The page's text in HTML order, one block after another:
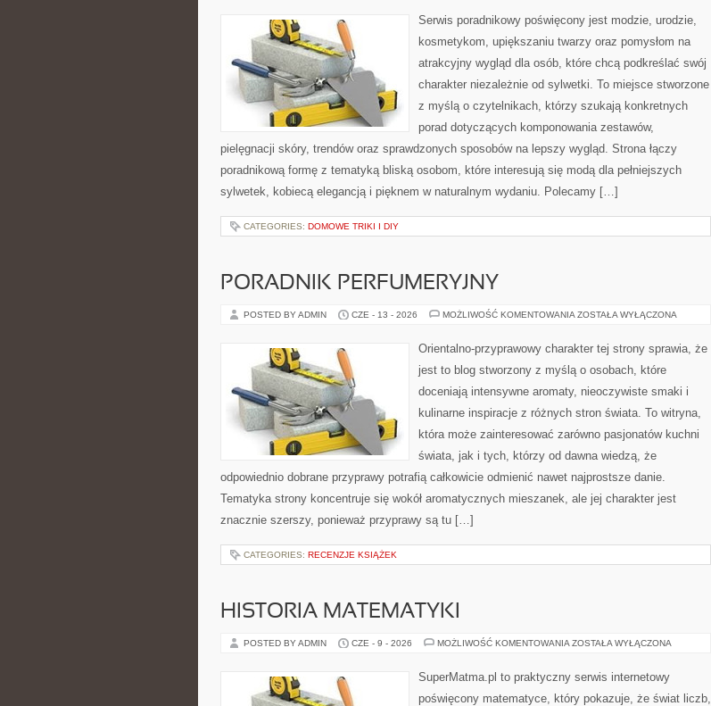
CO
Serwis poradnikowy poświęcony jest modzie, urodzie,
kosmetykom, upiększaniu twarzy oraz pomysłom na
atrakcyjny wygląd dla osób, które chcą podkreślać swój
charakter niezależnie od sylwetki. To miejsce stworzone
z myślą o czytelnikach, którzy szukają konkretnych
porad dotyczących komponowania zestawów,
pielęgnacji skóry, trendów oraz sprawdzonych sposobów na lepszy wygląd. Strona łączy
poradnikową formę z tematyką bliską osobom, które interesują się modą dla pełniejszych
sylwetek, kobiecą elegancją i pięknem w naturalnym wydaniu. Polecamy […]
CATEGORIES: DOMOWE TRIKI I DIY
PORADNIK PERFUMERYJNY
POSTED BY ADMIN CZE - 13 - 2026 MOŻLIWOŚĆ KOMENTOWANIA PORADNIK
ZOSTAŁA WYŁĄCZONA
Orientalno-przyprawowy charakter tej strony sprawia, że
jest to blog stworzony z myślą o osobach, które
doceniają intensywne aromaty, nieoczywiste smaki i
kulinarne inspiracje z różnych stron świata. To witryna,
która może zainteresować zarówno pasjonatów kuchni
świata, jak i tych, którzy od dawna wiedzą, że
odpowiednio dobrane przyprawy potrafią całkowicie odmienić nawet najprostsze danie.
Tematyka strony koncentruje się wokół aromatycznych mieszanek, ale jej charakter jest
znacznie szerszy, ponieważ przyprawy są tu […]
CATEGORIES: RECENZJE KSIĄŻEK
HISTORIA MATEMATYKI
POSTED BY ADMIN CZE - 9 - 2026 MOŻLIWOŚĆ KOMENTOWANIA HISTORIA
ZOSTAŁA WYŁĄCZONA
SuperMatma.pl to praktyczny serwis internetowy
poświęcony matematyce, który pokazuje, że świat liczb,